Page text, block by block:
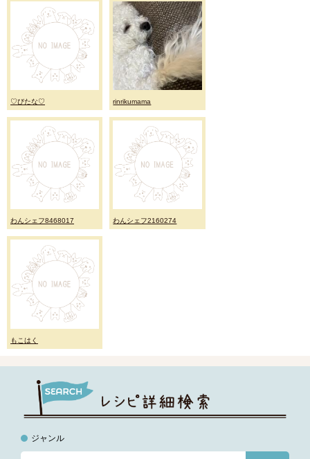
♡びたな♡ rinrikumama
わんシェフ8468017 わんシェフ2160274
もこはく
ジャンル